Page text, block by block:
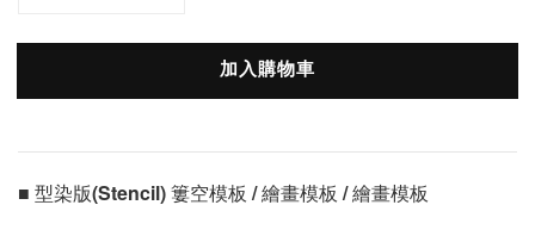
加入購物車
■ 型染版(Stencil) 簍空模板 / 繪畫模板 / 繪畫模板